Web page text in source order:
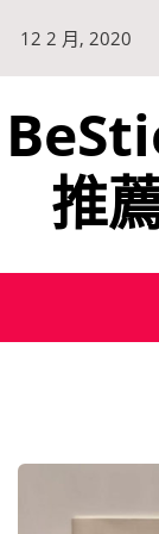
12 2 月, 2020
推